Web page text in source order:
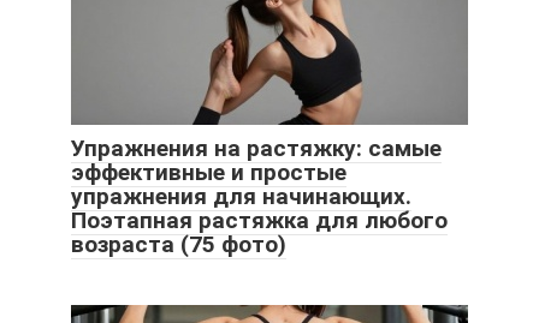
Упражнения на растяжку: самые
эффективные и простые
упражнения для начинающих.
Поэтапная растяжка для любого
возраста (75 фото)